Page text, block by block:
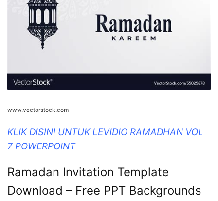
www.vectorstock.com
KLIK DISINI UNTUK LEVIDIO RAMADHAN VOL
7 POWERPOINT
Ramadan Invitation Template
Download – Free PPT Backgrounds